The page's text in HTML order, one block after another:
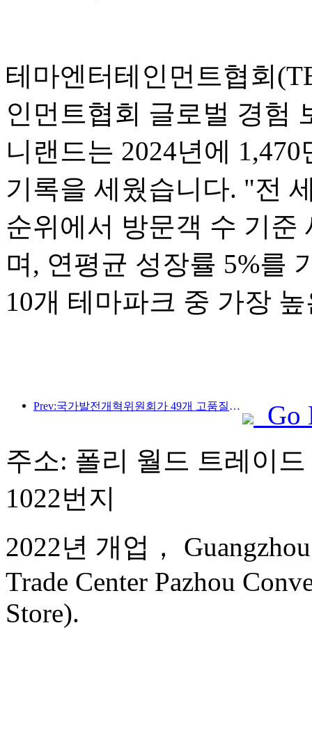
테마엔터테인먼트협회
인먼트협회 글로벌 경험
니랜드는 2024년에
기록을 세웠습니다. "전
순위에서 방문객 수 기준
며, 연평균 성장률 5%를
10개 테마파크 중 가장
Prev:국가발전개혁위원회가 49개 고품질 야외 스포츠 명소를 첫 번째로 공개했습니다.
Go
주소: 폴리 월드 트레이
1022번지
2022년 개업，
Trade Center Pazhou
Store).